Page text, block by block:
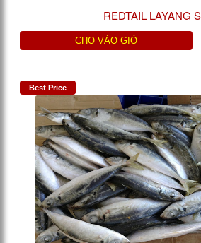
REDTAIL LAYANG
CHO VÀO GIỎ
Best Price